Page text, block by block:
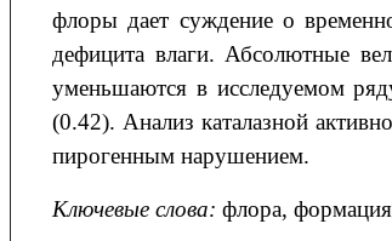
флоры дает суждение о
дефицита влаги. Абсолютные
уменьшаются в исследуемом
(0.42). Анализ каталазной
пирогенным нарушением.
Ключевые слова: флора,